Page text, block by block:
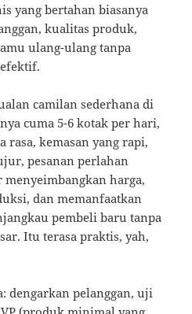
yang bertahan biasanya
kualitas produk,
ulang-ulang tanpa
camilan sederhana di
cuma 5-6 kotak per hari,
rasa, kemasan yang rapi,
pesanan perlahan
menyeimbangkan harga,
dan memanfaatkan
pembeli baru tanpa
Itu terasa praktis, yah,
dengarkan pelanggan, uji